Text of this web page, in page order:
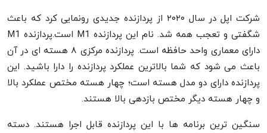
شرکت اپل در سال ۲۰۲۰ از پردازنده جدیدی رونمایی کرد که باعث
شگفتی و تعجب همه شد. نام این پردازنده M1 است.پردازنده M1
دارای معماری واحد حافظه است. پردازنده مرکزی ۸ هسته ای در آن
باعث می شود که شما بالاترین عملکرد پردازنده را دارا باشید. این
پردازنده دارای دو مدل هسته است؛ چهار هسته مختص عملکرد بالا
و چهار هسته دیگر مختص بازدهی بالا هستند.
سنگین ترین برنامه ها با این پردازنده قابل اجرا هستند. دسته